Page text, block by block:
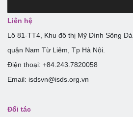
Liên hệ
Lô 81-TT4, Khu đô thị Mỹ Đình Sông
quận Nam Từ Liêm, Tp Hà Nội.
Điện thoại: +84.243.7820058
Email: isdsvn@isds.org.vn
Đối tác